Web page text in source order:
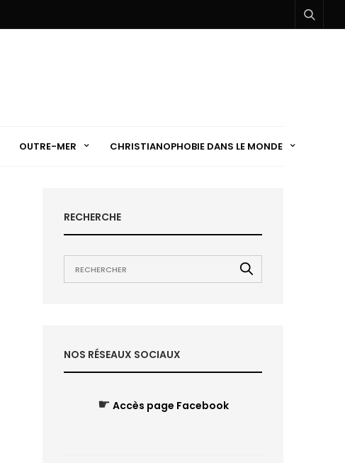
OUTRE-MER CHRISTIANOPHOBIE DANS LE MONDE
RECHERCHE
NOS RÉSEAUX SOCIAUX
☛ Accès page Facebook